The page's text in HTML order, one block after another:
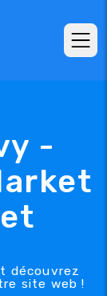
-
découvrez
site web !